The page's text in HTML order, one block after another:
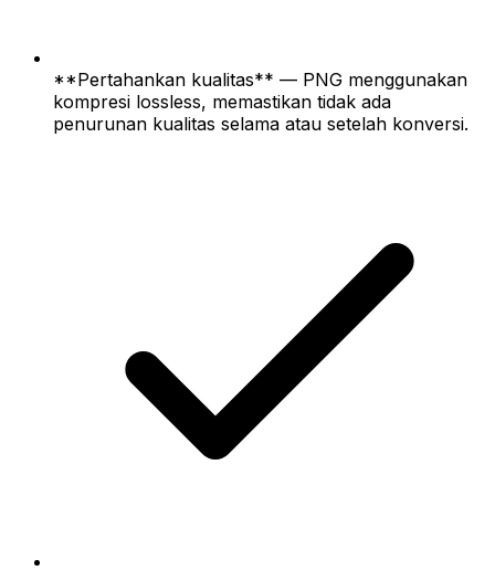
**Pertahankan kualitas** — PNG menggunakan
kompresi lossless, memastikan tidak ada
penurunan kualitas selama atau setelah konversi.